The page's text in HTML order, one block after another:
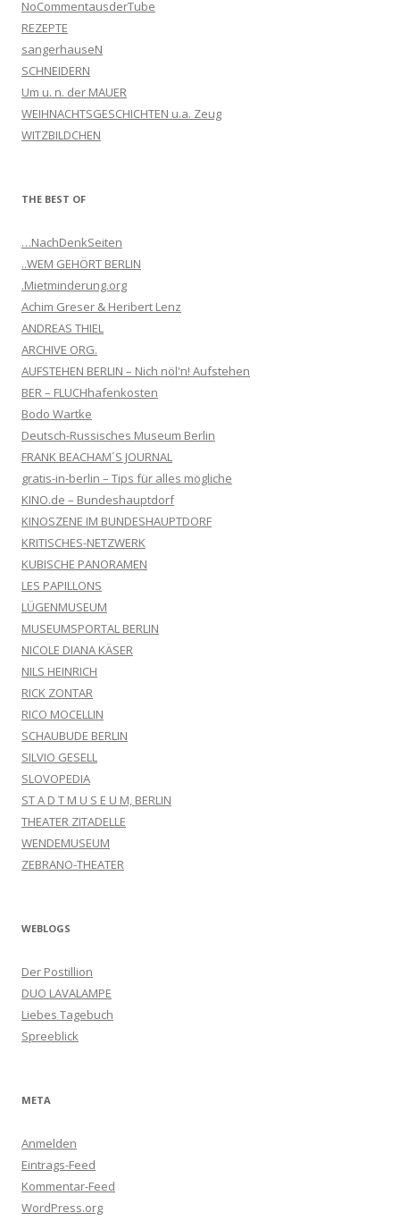
NoCommentausderTube
REZEPTE
sangerhauseN
SCHNEIDERN
Um u. n. der MAUER
WEIHNACHTSGESCHICHTEN u.a. Zeug
WITZBILDCHEN
THE BEST OF
…NachDenkSeiten
..WEM GEHÖRT BERLIN
.Mietminderung.org
Achim Greser & Heribert Lenz
ANDREAS THIEL
ARCHIVE ORG.
AUFSTEHEN BERLIN – Nich nöl'n! Aufstehen
BER – FLUCHhafenkosten
Bodo Wartke
Deutsch-Russisches Museum Berlin
FRANK BEACHAM´S JOURNAL
gratis-in-berlin – Tips für alles mögliche
KINO.de – Bundeshauptdorf
KINOSZENE IM BUNDESHAUPTDORF
KRITISCHES-NETZWERK
KUBISCHE PANORAMEN
LES PAPILLONS
LÜGENMUSEUM
MUSEUMSPORTAL BERLIN
NICOLE DIANA KÄSER
NILS HEINRICH
RICK ZONTAR
RICO MOCELLIN
SCHAUBUDE BERLIN
SILVIO GESELL
SLOVOPEDIA
ST A D T M U S E U M, BERLIN
THEATER ZITADELLE
WENDEMUSEUM
ZEBRANO-THEATER
WEBLOGS
Der Postillion
DUO LAVALAMPE
Liebes Tagebuch
Spreeblick
META
Anmelden
Eintrags-Feed
Kommentar-Feed
WordPress.org